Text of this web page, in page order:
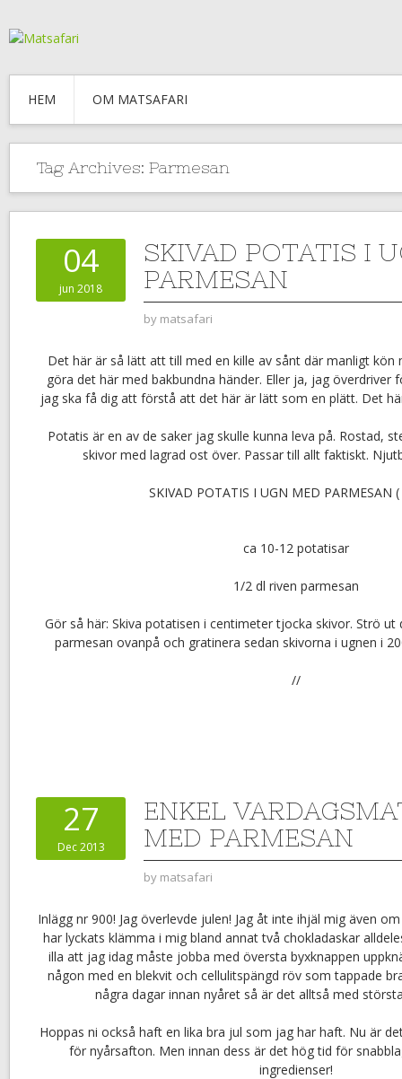
HEM OM MATSAFARI
Tag Archives: Parmesan
04
jun 2018
SKIVAD POTATIS I
PARMESAN
by matsafari
Det här är så lätt att till med en kille av sånt där manligt kön
göra det här med bakbundna händer. Eller ja, jag överdriver
jag ska få dig att förstå att det här är lätt som en plätt. Det
Potatis är en av de saker jag skulle kunna leva på. Rostad,
skivor med lagrad ost över. Passar till allt faktiskt.
SKIVAD POTATIS I UGN MED PARMESAN
ca 10-12 potatisar
1/2 dl riven parmesan
Gör så här: Skiva potatisen i centimeter tjocka skivor. Strö ut
parmesan ovanpå och gratinera sedan skivorna i ugnen i
//
27
Dec 2013
ENKEL
MED PARMESAN
by matsafari
Inlägg nr 900! Jag överlevde julen! Jag åt inte ihjäl mig även
har lyckats klämma i mig bland annat två chokladaskar
illa att jag idag måste jobba med översta byxknappen
någon med en blekvit och cellulitspängd röv som tappade
några dagar innan nyåret så är det alltså med
Hoppas ni också haft en lika bra jul som jag har haft. Nu är
för nyårsafton. Men innan dess är det hög tid för
ingredienser!